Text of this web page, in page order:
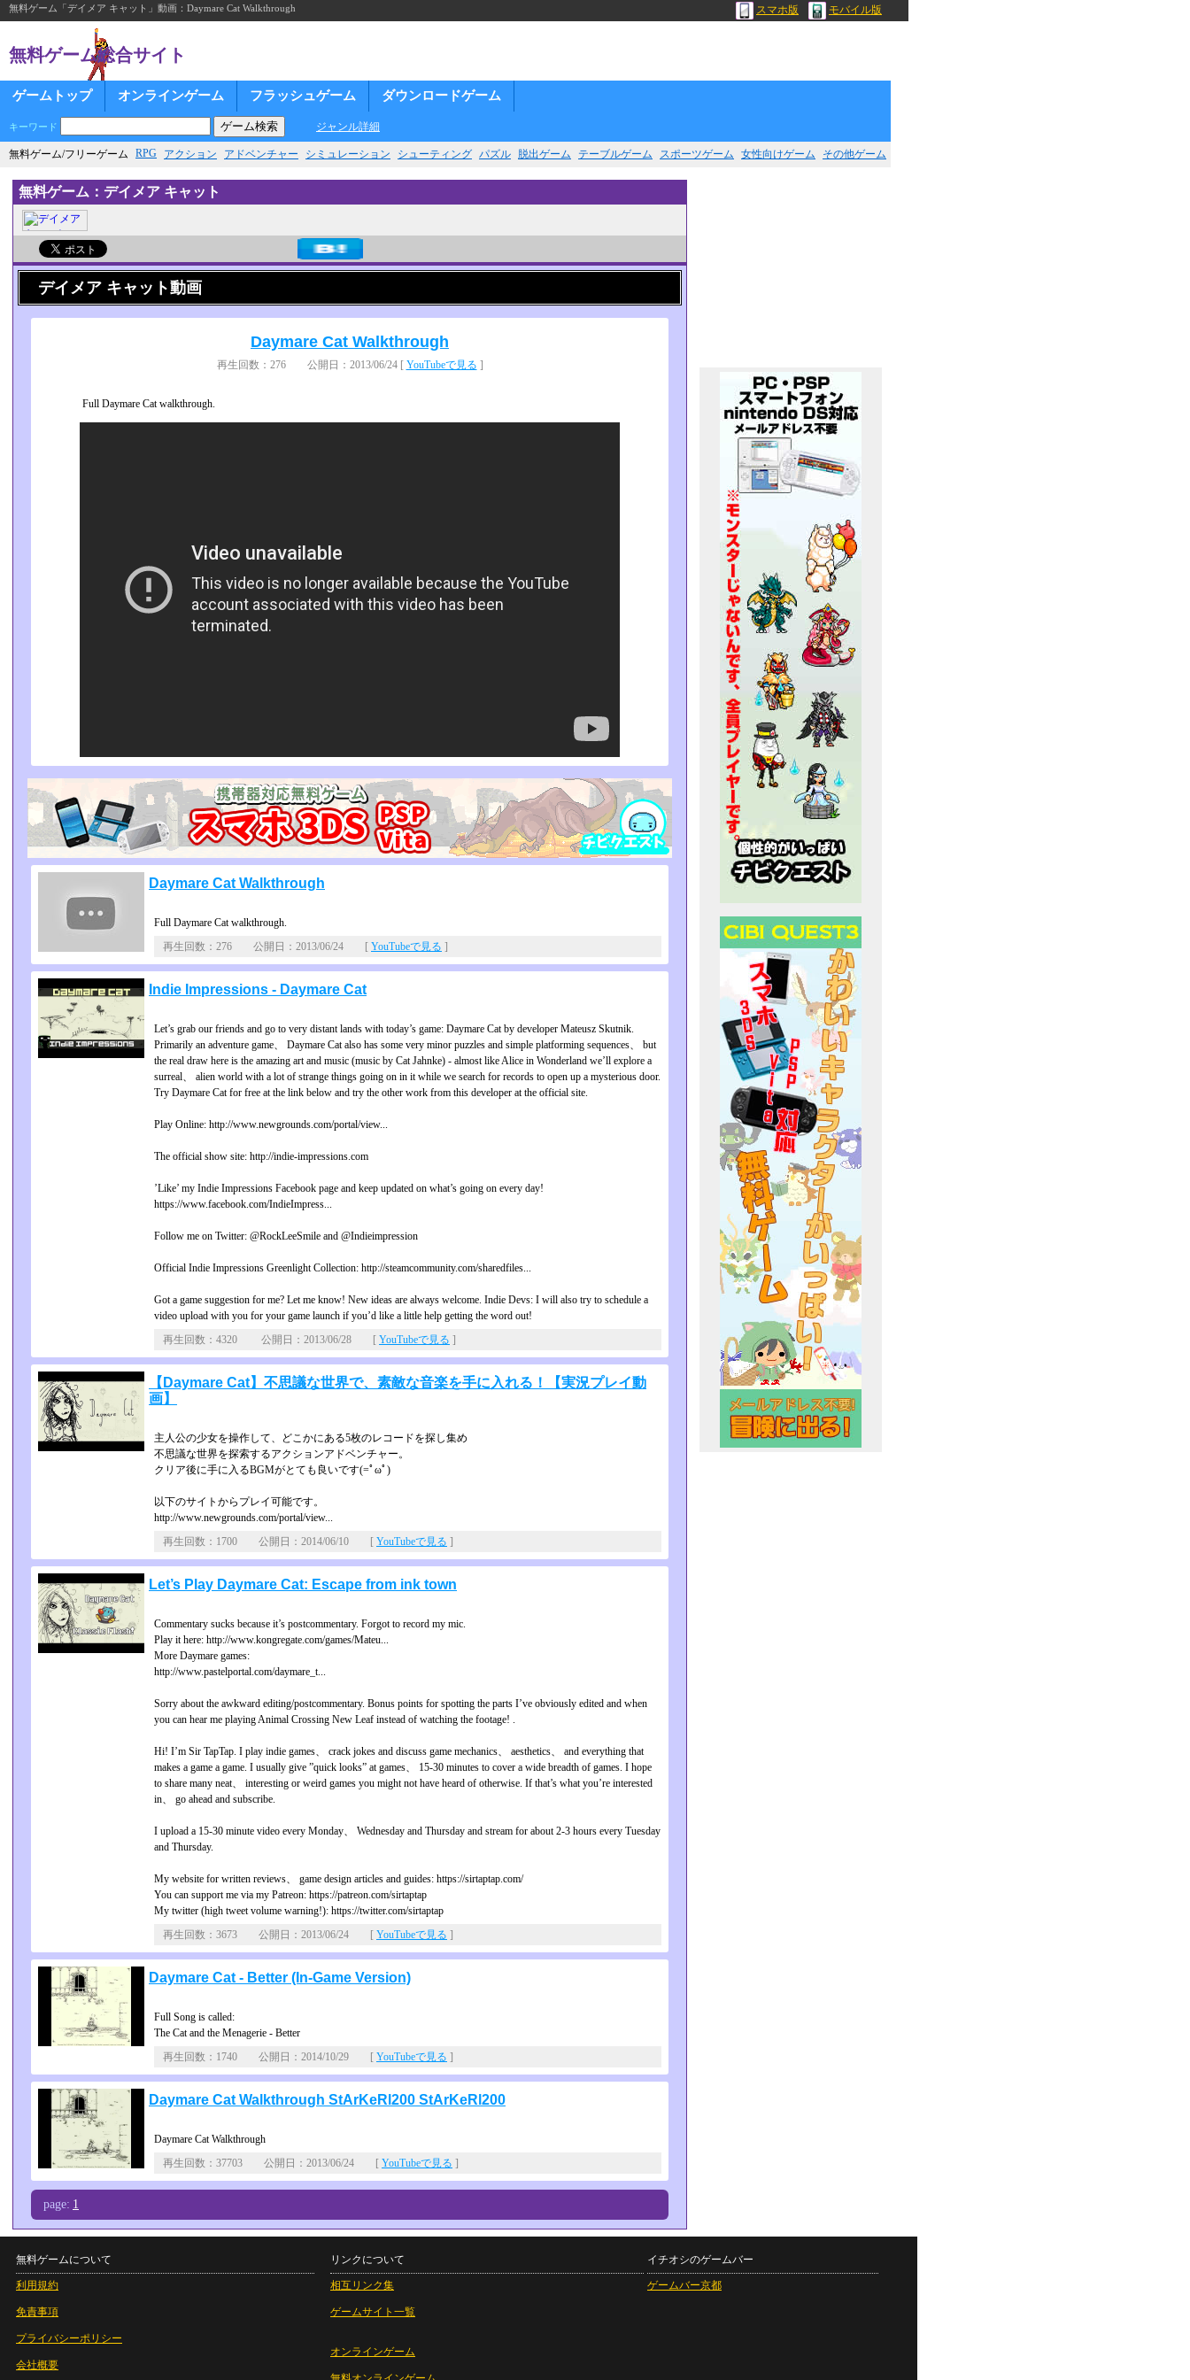
無料ゲーム「デイメア キャット」動画：Daymare Cat Walkthrough スマホ版 モバイル版
無料ゲーム総合サイト
ゲームトップ オンラインゲーム フラッシュゲーム ダウンロードゲーム
キーワード ジャンル詳細
無料ゲーム/フリーゲーム RPG アクション アドベンチャー シミュレーション シューティング パズル 脱出ゲーム テーブルゲーム スポーツゲーム 女性向けゲーム その他ゲーム
無料ゲーム：デイメア キャット
デイメア キャット動画
Daymare Cat Walkthrough
再生回数：276 公開日：2013/06/24 [ YouTubeで見る ]
Full Daymare Cat walkthrough.
Daymare Cat Walkthrough
Full Daymare Cat walkthrough.
再生回数：276 公開日：2013/06/24 [ YouTubeで見る ]
Indie Impressions - Daymare Cat
Let’s grab our friends and go to very distant lands with today’s game: Daymare Cat by developer Mateusz Skutnik.
Primarily an adventure game、 Daymare Cat also has some very minor puzzles and simple platforming sequences、 but
the real draw here is the amazing art and music (music by Cat Jahnke) - almost like Alice in Wonderland we’ll explore a
surreal、 alien world with a lot of strange things going on in it while we search for records to open up a mysterious door.
Try Daymare Cat for free at the link below and try the other work from this developer at the official site.
Play Online: http://www.newgrounds.com/portal/view...
The official show site: http://indie-impressions.com
’Like’ my Indie Impressions Facebook page and keep updated on what’s going on every day!
https://www.facebook.com/IndieImpress...
Follow me on Twitter: @RockLeeSmile and @Indieimpression
Official Indie Impressions Greenlight Collection: http://steamcommunity.com/sharedfiles...
Got a game suggestion for me? Let me know! New ideas are always welcome. Indie Devs: I will also try to schedule a
video upload with you for your game launch if you’d like a little help getting the word out!
再生回数：4320 公開日：2013/06/28 [ YouTubeで見る ]
【Daymare Cat】不思議な世界で、素敵な音楽を手に入れる！【実況プレイ動
画】
主人公の少女を操作して、どこかにある5枚のレコードを探し集め
不思議な世界を探索するアクションアドベンチャー。
クリア後に手に入るBGMがとても良いです(=ﾟωﾟ)
以下のサイトからプレイ可能です。
http://www.newgrounds.com/portal/view...
再生回数：1700 公開日：2014/06/10 [ YouTubeで見る ]
Let’s Play Daymare Cat: Escape from ink town
Commentary sucks because it’s postcommentary. Forgot to record my mic.
Play it here: http://www.kongregate.com/games/Mateu...
More Daymare games:
http://www.pastelportal.com/daymare_t...
Sorry about the awkward editing/postcommentary. Bonus points for spotting the parts I’ve obviously edited and when
you can hear me playing Animal Crossing New Leaf instead of watching the footage! .
Hi! I’m Sir TapTap. I play indie games、 crack jokes and discuss game mechanics、 aesthetics、 and everything that
makes a game a game. I usually give ”quick looks” at games、 15-30 minutes to cover a wide breadth of games. I hope
to share many neat、 interesting or weird games you might not have heard of otherwise. If that’s what you’re interested
in、 go ahead and subscribe.
I upload a 15-30 minute video every Monday、 Wednesday and Thursday and stream for about 2-3 hours every Tuesday
and Thursday.
My website for written reviews、 game design articles and guides: https://sirtaptap.com/
You can support me via my Patreon: https://patreon.com/sirtaptap
My twitter (high tweet volume warning!): https://twitter.com/sirtaptap
再生回数：3673 公開日：2013/06/24 [ YouTubeで見る ]
Daymare Cat - Better (In-Game Version)
Full Song is called:
The Cat and the Menagerie - Better
再生回数：1740 公開日：2014/10/29 [ YouTubeで見る ]
Daymare Cat Walkthrough StArKeRl200 StArKeRl200
Daymare Cat Walkthrough
再生回数：37703 公開日：2013/06/24 [ YouTubeで見る ]
page: 1
無料ゲームについて
利用規約
免責事項
プライバシーポリシー
会社概要
リンクについて
相互リンク集
ゲームサイト一覧
オンラインゲーム
イチオシのゲームバー
ゲームバー京都